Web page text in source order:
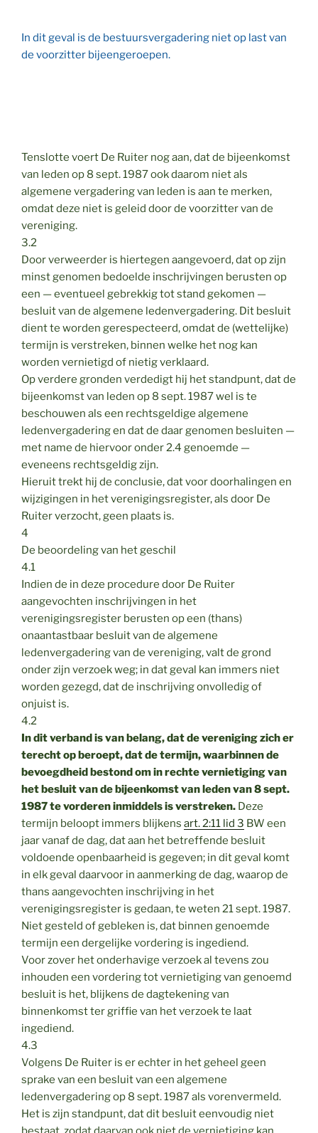
In dit geval is de bestuursvergadering niet op last van
de voorzitter bijeengeroepen.
Tenslotte voert De Ruiter nog aan, dat de bijeenkomst
van leden op 8 sept. 1987 ook daarom niet als
algemene vergadering van leden is aan te merken,
omdat deze niet is geleid door de voorzitter van de
vereniging.
3.2
Door verweerder is hiertegen aangevoerd, dat op zijn
minst genomen bedoelde inschrijvingen berusten op
een — eventueel gebrekkig tot stand gekomen —
besluit van de algemene ledenvergadering. Dit besluit
dient te worden gerespecteerd, omdat de (wettelijke)
termijn is verstreken, binnen welke het nog kan
worden vernietigd of nietig verklaard.
Op verdere gronden verdedigt hij het standpunt, dat de
bijeenkomst van leden op 8 sept. 1987 wel is te
beschouwen als een rechtsgeldige algemene
ledenvergadering en dat de daar genomen besluiten —
met name de hiervoor onder 2.4 genoemde —
eveneens rechtsgeldig zijn.
Hieruit trekt hij de conclusie, dat voor doorhalingen en
wijzigingen in het verenigingsregister, als door De
Ruiter verzocht, geen plaats is.
4
De beoordeling van het geschil
4.1
Indien de in deze procedure door De Ruiter
aangevochten inschrijvingen in het
verenigingsregister berusten op een (thans)
onaantastbaar besluit van de algemene
ledenvergadering van de vereniging, valt de grond
onder zijn verzoek weg; in dat geval kan immers niet
worden gezegd, dat de inschrijving onvolledig of
onjuist is.
4.2
In dit verband is van belang, dat de vereniging zich er
terecht op beroept, dat de termijn, waarbinnen de
bevoegdheid bestond om in rechte vernietiging van
het besluit van de bijeenkomst van leden van 8 sept.
1987 te vorderen inmiddels is verstreken. Deze
termijn beloopt immers blijkens art. 2:11 lid 3 BW een
jaar vanaf de dag, dat aan het betreffende besluit
voldoende openbaarheid is gegeven; in dit geval komt
in elk geval daarvoor in aanmerking de dag, waarop de
thans aangevochten inschrijving in het
verenigingsregister is gedaan, te weten 21 sept. 1987.
Niet gesteld of gebleken is, dat binnen genoemde
termijn een dergelijke vordering is ingediend.
Voor zover het onderhavige verzoek al tevens zou
inhouden een vordering tot vernietiging van genoemd
besluit is het, blijkens de dagtekening van
binnenkomst ter griffie van het verzoek te laat
ingediend.
4.3
Volgens De Ruiter is er echter in het geheel geen
sprake van een besluit van een algemene
ledenvergadering op 8 sept. 1987 als vorenvermeld.
Het is zijn standpunt, dat dit besluit eenvoudig niet